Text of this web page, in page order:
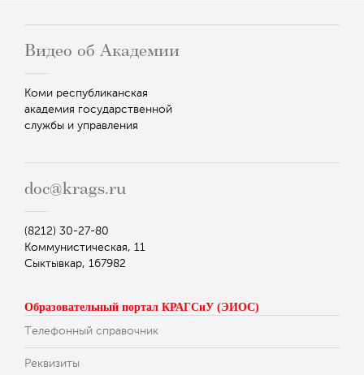
Видео об Академии
Коми республиканская
академия государственной
службы и управления
doc@krags.ru
(8212) 30-27-80
Коммунистическая, 11
Сыктывкар, 167982
Образовательный портал КРАГСиУ (ЭИОС)
Телефонный справочник
Реквизиты